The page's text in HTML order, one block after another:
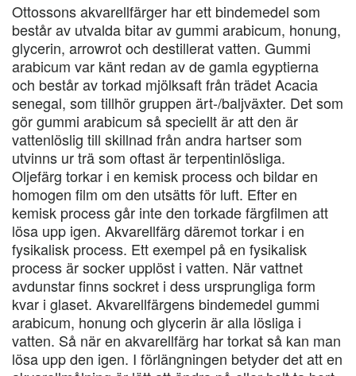
Ottossons akvarellfärger har ett bindemedel som
består av utvalda bitar av gummi arabicum, honung,
glycerin, arrowrot och destillerat vatten. Gummi
arabicum var känt redan av de gamla egyptierna
och består av torkad mjölksaft från trädet Acacia
senegal, som tillhör gruppen ärt-/baljväxter. Det som
gör gummi arabicum så speciellt är att den är
vattenlöslig till skillnad från andra hartser som
utvinns ur trä som oftast är terpentinlösliga.
Oljefärg torkar i en kemisk process och bildar en
homogen film om den utsätts för luft. Efter en
kemisk process går inte den torkade färgfilmen att
lösa upp igen. Akvarellfärg däremot torkar i en
fysikalisk process. Ett exempel på en fysikalisk
process är socker upplöst i vatten. När vattnet
avdunstar finns sockret i dess ursprungliga form
kvar i glaset. Akvarellfärgens bindemedel gummi
arabicum, honung och glycerin är alla lösliga i
vatten. Så när en akvarellfärg har torkat så kan man
lösa upp den igen. I förlängningen betyder det att en